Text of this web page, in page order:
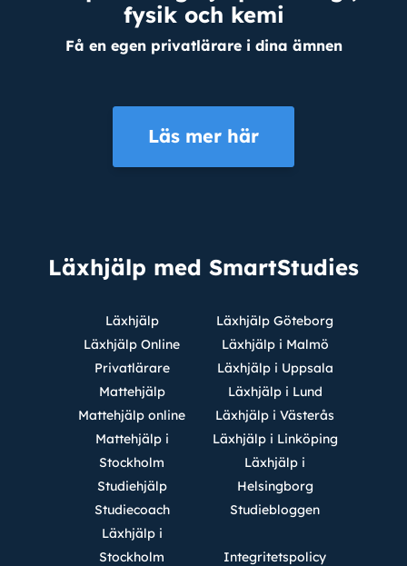
fysik och kemi
Få en egen privatlärare i dina ämnen
Läs mer här
Läxhjälp med SmartStudies
Läxhjälp
Läxhjälp Online
Privatlärare
Mattehjälp
Mattehjälp online
Mattehjälp i
Stockholm
Studiehjälp
Studiecoach
Läxhjälp i
Stockholm
Läxhjälp Göteborg
Läxhjälp i Malmö
Läxhjälp i Uppsala
Läxhjälp i Lund
Läxhjälp i Västerås
Läxhjälp i Linköping
Läxhjälp i
Helsingborg
Studiebloggen
Integritetspolicy